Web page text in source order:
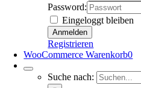
Password:
Eingeloggt bleiben
Registrieren
WooCommerce Warenkorb0
Suche nach: